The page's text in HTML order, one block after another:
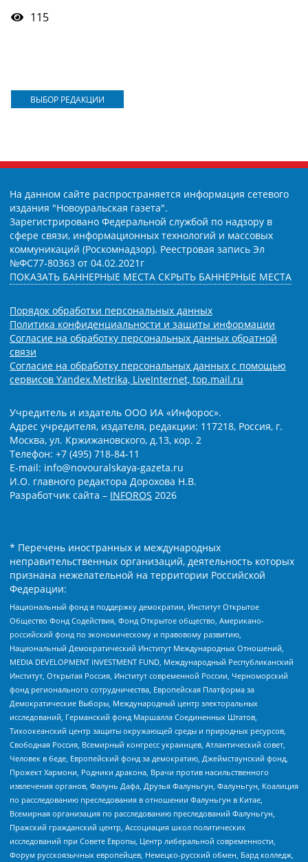
115
ВЫБОР РЕДАКЦИИ
На данном сайте распространяется информация сетевого
издания "Новоуральская газета".
Зарегистрировано Федеральной службой по надзору в
сфере связи, информационных технологий и массовых
коммуникаций (Роскомнадзор). Реестровая запись Эл
№ФС77-80363 от 04.02.2021г
ПОКАЗАТЬ БАННЕРНЫЕ МЕСТА СКРЫТЬ БАННЕРНЫЕ МЕСТА
Порядок обработки персональных данных
Политика конфиденциальности и защиты информации
Согласие на обработку персональных данных обратной
связи
Согласие на обработку персональных данных с помощью
сервисов Yandex.Metrika, LiveInternet, top.mail.ru
Учредитель и издатель ООО ИА «Инфорос».
Адрес учредителя, издателя, редакции: 117218, Россия, г.
Москва, ул. Кржижановского, д.13, кор. 2
Телефон: +7 (495) 718-84-11
E-mail: info@novouralskaya-gazeta.ru
И.О. главного редактора Дорохова Н.В.
Разработчик сайта – INFOROS 2026
* Перечень иностранных и международных
неправительственных организаций, деятельность которых
признана нежелательной на территории Российской
Федерации:
Национальный фонд в поддержку демократии, Институт Открытое
Общество Фонд Содействия, Фонд Открытое общество, Американо-
российский фонд по экономическому и правовому развитию,
Национальный Демократический Институт Международных Отношений,
MEDIA DEVELOPMENT INVESTMENT FUND, Международный Республиканский
Институт, Открытая Россия, Институт современной России, Черноморский
фонд регионального сотрудничества, Европейская Платформа за
Демократические Выборы, Международный центр электоральных
исследований, Германский фонд Маршалла Соединенных Штатов,
Тихоокеанский центр защиты окружающей среды и природных ресурсов,
Свободная Россия, Всемирный конгресс украинцев, Атлантический совет,
Человек в беде, Европейский фонд за демократию, Джеймстаунский фонд,
Прожект Хармони, Родники дракона, Врачи против насильственного
извлечения органов, Фалунь Дафа, Друзья Фалуньгун, Фалуньгун, Коалиция
по расследованию преследования в отношении Фалуньгун в Китае,
Всемирная организация по расследованию преследований Фалуньгун,
Пражский гражданский центр, Ассоциация школ политических
исследований при Совете Европы, Центр либеральной современности,
Форум русскоязычных европейцев, Немецко-русский обмен, Бард колледж,